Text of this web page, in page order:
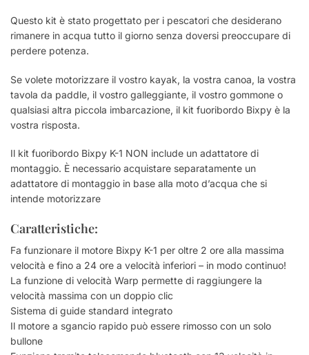
Questo kit è stato progettato per i pescatori che desiderano
rimanere in acqua tutto il giorno senza doversi preoccupare di
perdere potenza.
Se volete motorizzare il vostro kayak, la vostra canoa, la vostra
tavola da paddle, il vostro galleggiante, il vostro gommone o
qualsiasi altra piccola imbarcazione, il kit fuoribordo Bixpy è la
vostra risposta.
Il kit fuoribordo Bixpy K-1 NON include un adattatore di
montaggio. È necessario acquistare separatamente un
adattatore di montaggio in base alla moto d’acqua che si
intende motorizzare
Caratteristiche:
Fa funzionare il motore Bixpy K-1 per oltre 2 ore alla massima
velocità e fino a 24 ore a velocità inferiori – in modo continuo!
La funzione di velocità Warp permette di raggiungere la
velocità massima con un doppio clic
Sistema di guide standard integrato
Il motore a sgancio rapido può essere rimosso con un solo
bullone